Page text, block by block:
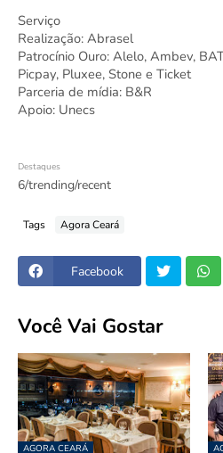
Serviço
Realização: Abrasel
Patrocínio Ouro: Alelo, Ambev,
Picpay, Pluxee, Stone e Ticket
Parceria de mídia: B&R
Apoio: Unecs
Destaques
6/trending/recent
Tags Agora Ceará
Facebook
Você Vai Gostar
AGORA CEARÁ